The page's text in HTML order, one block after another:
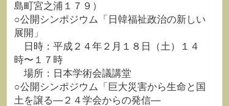
島町宮之浦１７９）
○公開シンポジウム「日韓福祉政治の新しい
展開」
日時：平成２４年２月１８日（土）１４
時〜１７時
場所：日本学術会議講堂
○公開シンポジウム「巨大災害から生命と国
土を譲る―２４学会からの発信―